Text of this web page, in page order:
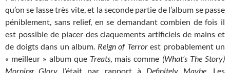
qu’on se lasse très vite, et la seconde partie de l’album se passe
péniblement, sans relief, en se demandant combien de fois il
est possible de placer des claquements artificiels de mains et
de doigts dans un album. Reign of Terrorest probablement un
« meilleur » album que Treats, mais comme (What’s The Story)
Morning Glory l’était par rapport à Definitely Maybe. Les